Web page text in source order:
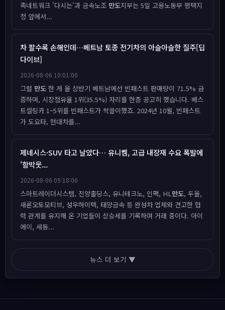
족네트워크 '다시는'과 금속노조 만도지부는 5일 고용노동부 평택지
청 앞에서...
차 팔수록 손해인데…베트남 토종 전기차의 아슬아슬한 질주[딥
다이브]
2026-08-06 10:01:00
그럴 만도 한 게 올 상반기 베트남에선 빈패스트 판매량이 71.5% 급
증하며, 시장점유율 1위(35.5%) 자리를 한층 공고히 했습니다. 베스
트셀링카 1~5위를 빈패스트가 싹쓸이했죠. 2024년 10월, 빈패스트
가 도요타, 현대차를...
제네시스·SUV 타고 날았다… 유니켐, 고급 내장재 수요 폭발에
'함박웃...
2026-08-06 09:18:00
스마트레이더시스템, 진양홀딩스, 유니테크노, 인팩, HL만도, 두올,
새론오토모티브, 성우하이텍, 태양금속 등 완성차 업체와 견고한 협
력 관계를 유지해 온 기업들이 상승세를 기록하며 거래 중이다. 아이
에이, 세동...
뉴스 더 보기 ▼